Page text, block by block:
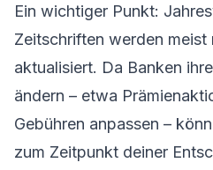
Ein wichtiger Punkt:
Zeitschriften werden meist
aktualisiert. Da Banken
ändern – etwa
Gebühren anpassen –
zum Zeitpunkt deiner